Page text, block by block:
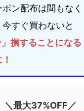
ン配布は間もなく
すぐ買わないと
損することになる
＼最大37%OFF／